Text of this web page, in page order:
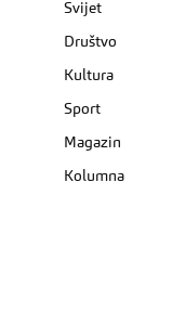
Svijet
Društvo
Kultura
Sport
Magazin
Kolumna